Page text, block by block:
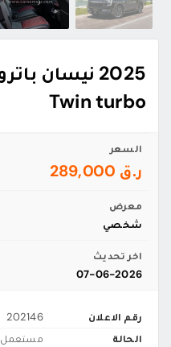
Twin turbo
السعر
ر.ق 289,000
معرض
شخصي
اخر تحديث
07-06-2026
رقم الاعلان
202146
الحالة
مستعمل